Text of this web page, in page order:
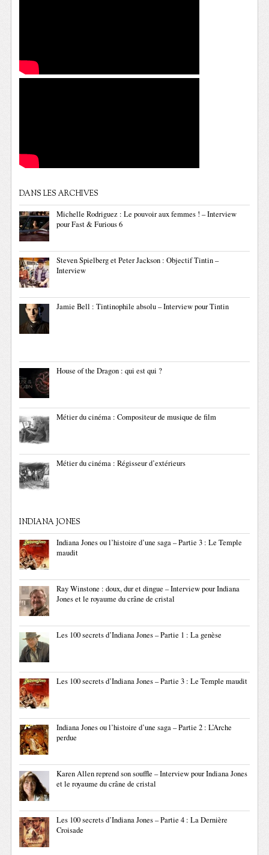
DANS LES ARCHIVES
Michelle Rodriguez : Le pouvoir aux femmes ! – Interview
pour Fast & Furious 6
Steven Spielberg et Peter Jackson : Objectif Tintin –
Interview
Jamie Bell : Tintinophile absolu – Interview pour Tintin
House of the Dragon : qui est qui ?
Métier du cinéma : Compositeur de musique de film
Métier du cinéma : Régisseur d’extérieurs
INDIANA JONES
Indiana Jones ou l’histoire d’une saga – Partie 3 : Le Temple
maudit
Ray Winstone : doux, dur et dingue – Interview pour Indiana
Jones et le royaume du crâne de cristal
Les 100 secrets d’Indiana Jones – Partie 1 : La genèse
Les 100 secrets d’Indiana Jones – Partie 3 : Le Temple maudit
Indiana Jones ou l’histoire d’une saga – Partie 2 : L’Arche
perdue
Karen Allen reprend son souffle – Interview pour Indiana Jones
et le royaume du crâne de cristal
Les 100 secrets d’Indiana Jones – Partie 4 : La Dernière
Croisade